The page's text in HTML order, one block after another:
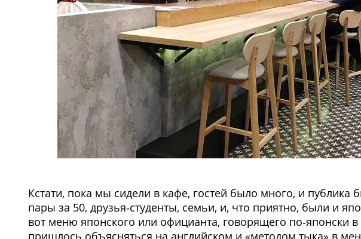
Кстати, пока мы сидели в кафе, гостей было много, и
пары за 50, друзья‑студенты, семьи, и, что приятно, были и
вот меню японского или официанта, говорящего по‑японски
пришлось объясняться на английском и «методом тыка» в